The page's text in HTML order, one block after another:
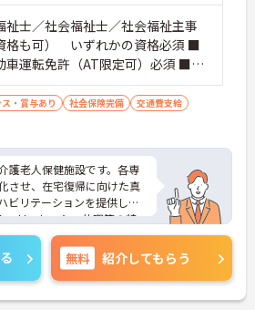
士／社会福祉士／社会福祉主事
格も可） いずれかの資格必須 ■
車運転免許（AT限定可）必須 ■相
ての実務経験 必須（サービス形
は不問）
・賞与あり 社会保険完備
交通費支給
護老人保健施設です。各専
させ、在宅復帰に向けた真
ビリテーションを提供して
、リフレッシュ休暇等の特
のある勤務が可能です。静
を展開する法人が母体で安
のある方には、面接対策ポ
をお話しいたしますのでお
無料 紹介してもらう